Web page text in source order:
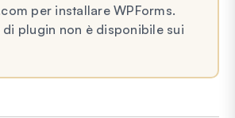
per installare WPForms.
di plugin non è disponibile sui